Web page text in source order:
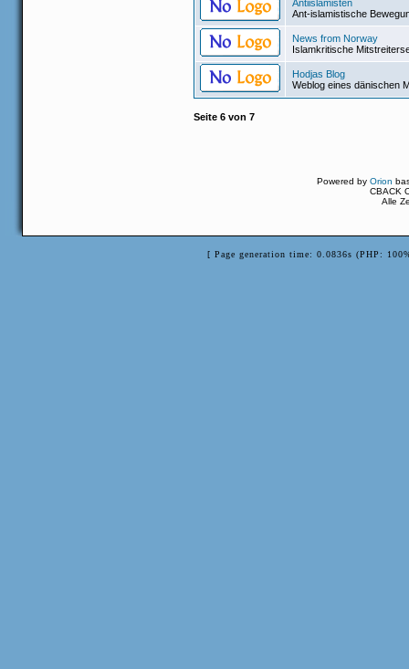
Antiislamisten
Ant-islamistische
News from Norway
Islamkritische
Hodjas Blog
Weblog eines dänischen
Seite 6 von 7
Powered byOrion
CBACK
Alle
[ Page generation time: 0.0836s (PHP: